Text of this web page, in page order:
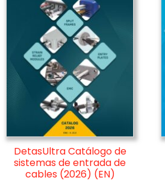
DetasUltra Catálogo de
sistemas de entrada de
cables (2026) (EN)